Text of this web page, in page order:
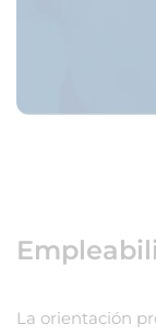
La orientación